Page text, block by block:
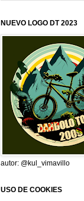
NUEVO LOGO DT 2023
autor: @kul_vimavillo
USO DE COOKIES